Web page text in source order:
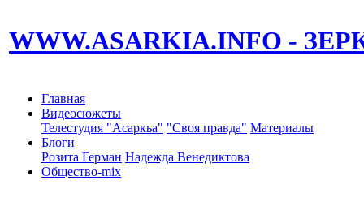
WWW.ASARKIA.INFO -
Главная
Видеосюжеты
Телестудия "Асаркьа" "Своя правда" Материалы
Блоги
Розита Герман Надежда Венедиктова
Общество-mix